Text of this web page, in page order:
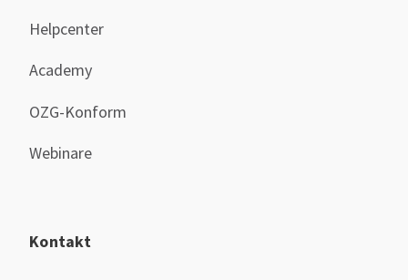
Helpcenter
Academy
OZG-Konform
Webinare
Kontakt